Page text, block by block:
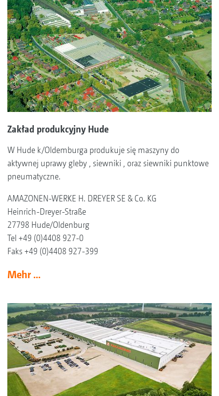
Zakład produkcyjny Hude
W Hude k/Oldemburga produkuje się maszyny do
aktywnej uprawy gleby , siewniki , oraz siewniki punktowe
pneumatyczne.
AMAZONEN-WERKE H. DREYER SE & Co. KG
Heinrich-Dreyer-Straße
27798 Hude/Oldenburg
Tel +49 (0)4408 927-0
Faks +49 (0)4408 927-399
Mehr ...